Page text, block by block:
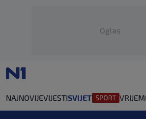
Oglas
NAJNOVIJEVIJESTISVIJET